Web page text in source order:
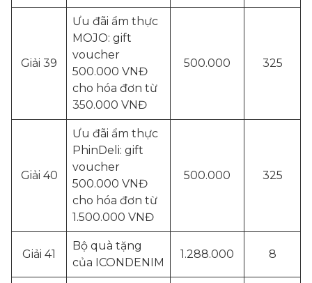
Giải 39
Ưu đãi ẩm thực
MOJO: gift
voucher
500.000 VNĐ
cho hóa đơn từ
350.000 VNĐ
500.000 325
Giải 40
Ưu đãi ẩm thực
PhinDeli: gift
voucher
500.000 VNĐ
cho hóa đơn từ
1.500.000 VNĐ
500.000 325
Giải 41
Bộ quà tặng
của ICONDENIM
1.288.000 8